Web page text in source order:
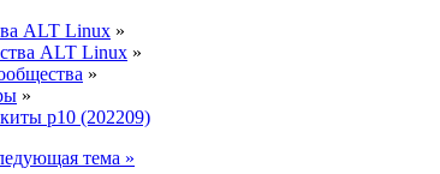
ALT Linux »
ALT Linux »
»
»
p10 (202209)
тема »